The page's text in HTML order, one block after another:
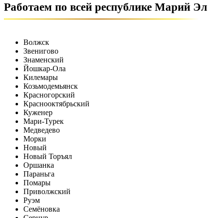
Работаем по всей республике Марий Эл
Волжск
Звенигово
Знаменский
Йошкар-Ола
Килемары
Козьмодемьянск
Красногорский
Краснооктябрьский
Куженер
Мари-Турек
Медведево
Морки
Новый
Новый Торъял
Оршанка
Параньга
Помары
Приволжский
Руэм
Семёновка